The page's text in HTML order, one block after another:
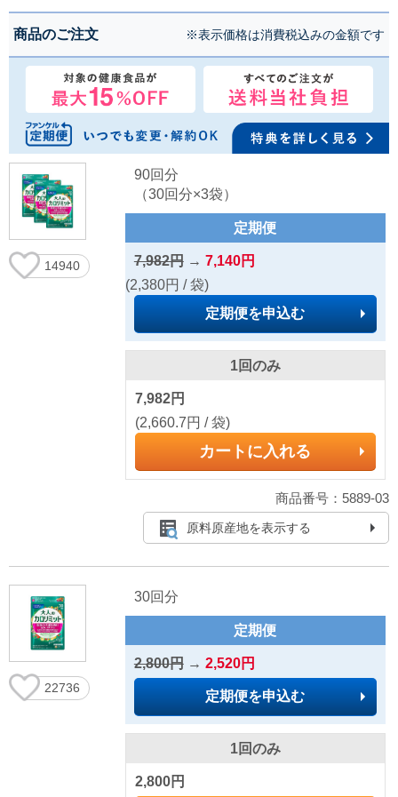
商品のご注文 ※表示価格は消費税込みの金額です
14940
90回分
（30回分×3袋）
定期便
7,982円→ 7,140円
(2,380円 / 袋)
定期便を申込む
1回のみ
7,982円
(2,660.7円 / 袋)
カートに入れる
商品番号：5889-03
原料原産地を表示する
22736
30回分
定期便
2,800円→ 2,520円
定期便を申込む
1回のみ
2,800円